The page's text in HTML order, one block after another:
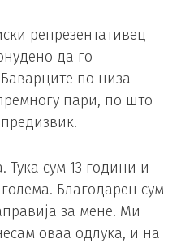
репрезентативец
да го
по низа
пари, по што
Тука сум 13 години и
Благодарен сум
за мене. Ми
оваа одлука, и на